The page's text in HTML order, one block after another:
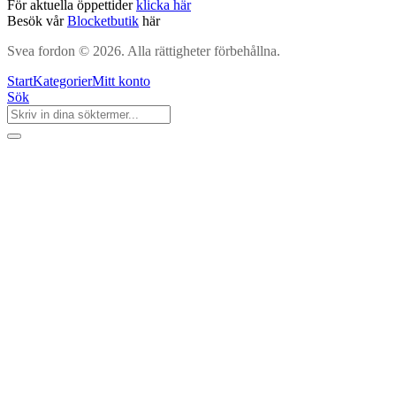
För aktuella öppettiderklicka här
Besök vårBlocketbutik här
Svea fordon © 2026. Alla rättigheter förbehållna.
StartKategorierMitt konto
Sök